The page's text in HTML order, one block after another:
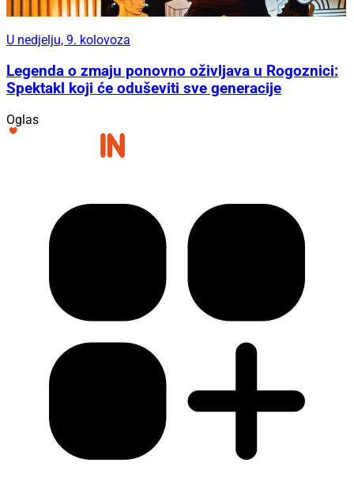
U nedjelju, 9. kolovoza
Legenda o zmaju ponovno oživljava u Rogoznici:
Spektakl koji će oduševiti sve generacije
Oglas